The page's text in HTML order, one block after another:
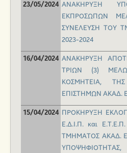
23/05/2024 ΑΝΑΚΗΡΥΞΗ
ΕΚΠΡΟΣΩΠΩΝ
ΣΥΝΕΛΕΥΣΗ ΤΟΥ
2023-2024
16/04/2024 ΑΝΑΚΗΡΥΞΗ
ΤΡΙΩΝ (3)
ΚΟΣΜΗΤΕΙΑ,
ΕΠΙΣΤΗΜΩΝ ΑΚΑΔ.
15/04/2024 ΠΡΟΚΗΡΥΞΗ
Ε.Δ.Ι.Π. και
ΤΜΗΜΑΤΟΣ ΑΚΑΔ.
ΥΠΟΨΗΦΙΟΤΗΤΑΣ